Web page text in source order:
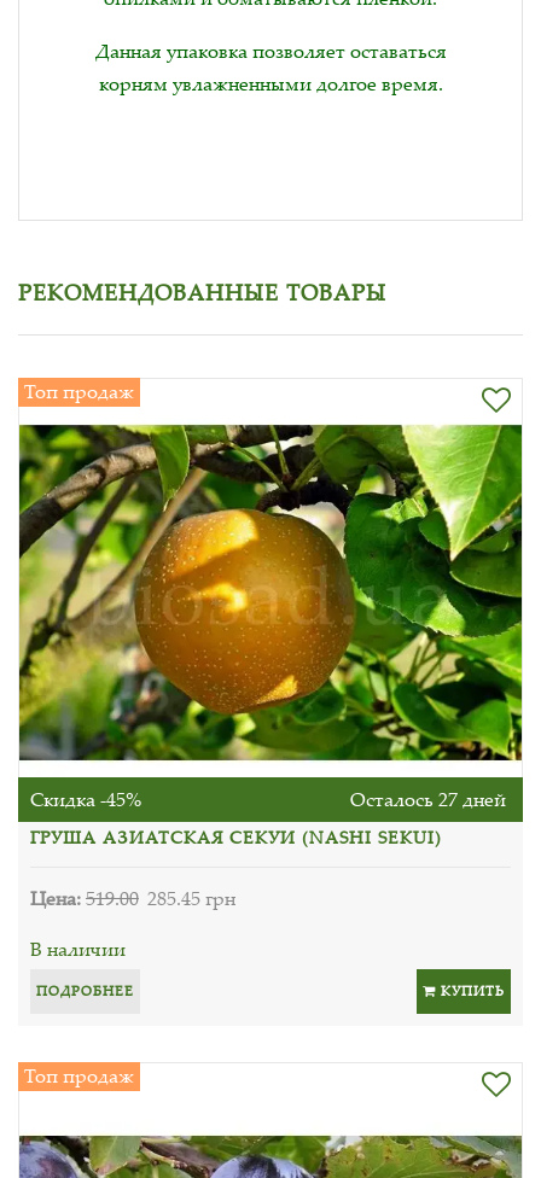
Данная упаковка позволяет оставаться
корням увлажненными долгое время.
РЕКОМЕНДОВАННЫЕ ТОВАРЫ
Топ продаж
Скидка -45% Осталось 27 дней
ГРУША АЗИАТСКАЯ СЕКУИ (NASHI SEKUI)
Цена:519.00 285.45 грн
В наличии
ПОДРОБНЕЕ КУПИТЬ
Топ продаж